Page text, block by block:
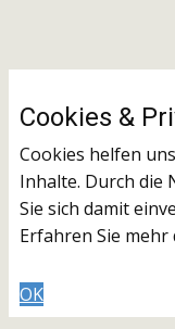
Cookies &
Cookies helfen
Inhalte. Durch die
Sie sich damit
Erfahren Sie mehr
OK